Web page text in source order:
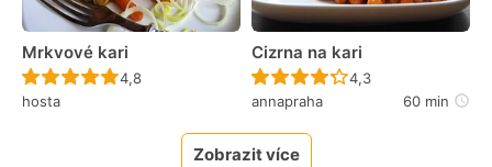
Mrkvové kari
Recept ještě nebyl hodnocen
4,8
hosta
Cizrna na kari
Recept ještě nebyl
4,3
annapraha
60 min
Zobrazit více